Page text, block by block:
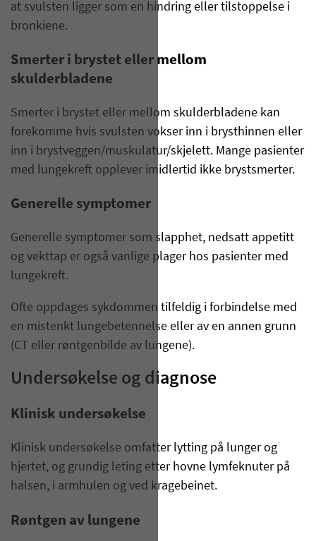
at svulsten ligger som en hindring eller tilstoppelse i
bronkiene.
Smerter i brystet eller mellom
skulderbladene
Smerter i brystet eller mellom skulderbladene kan
forekomme hvis svulsten vokser inn i brysthinnen eller
inn i brystveggen/muskulatur/skjelett. Mange pasienter
med lungekreft opplever imidlertid ikke brystsmerter.
Generelle symptomer
Generelle symptomer som slapphet, nedsatt appetitt
og vekttap er også vanlige plager hos pasienter med
lungekreft.
Ofte oppdages sykdommen tilfeldig i forbindelse med
en mistenkt lungebetennelse eller av en annen grunn
(CT eller røntgenbilde av lungene).
Undersøkelse og diagnose
Klinisk undersøkelse
Klinisk undersøkelse omfatter lytting på lunger og
hjertet, og grundig leting etter hovne lymfeknuter på
halsen, i armhulen og ved kragebeinet.
Røntgen av lungene